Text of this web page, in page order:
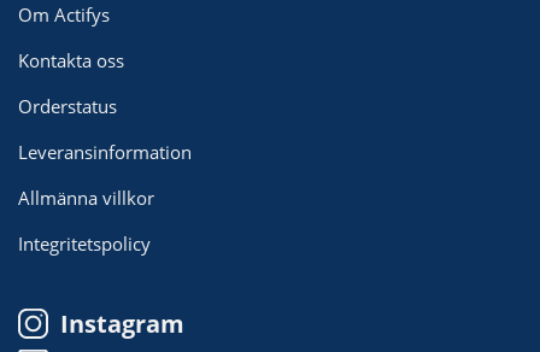
Om Actifys
Kontakta oss
Orderstatus
Leveransinformation
Allmänna villkor
Integritetspolicy
Instagram